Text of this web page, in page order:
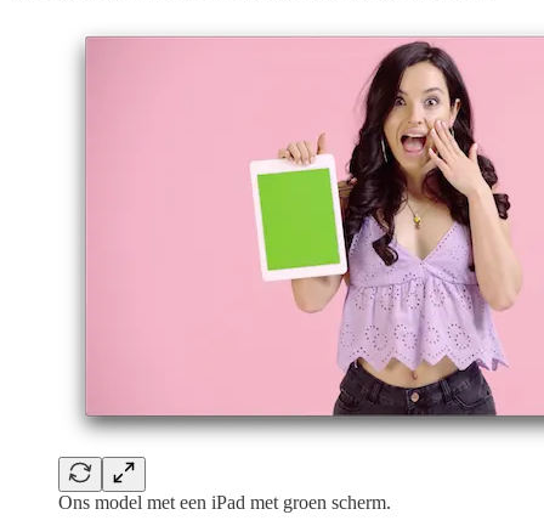
Ons model met een iPad met groen scherm.